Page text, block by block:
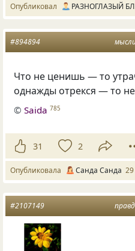
Опубликовал РАЗНОГЛАЗЫЙ
#894894
Что не ценишь — то
однажды отрекся — то
©Saida 785
31 2
Опубликовала Санда Санда
#2107149